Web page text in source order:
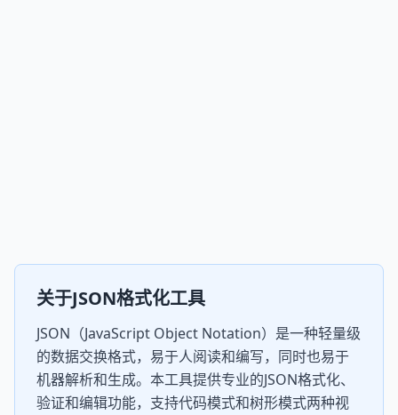
关于JSON格式化工具
JSON（JavaScript Object Notation）是一种轻量级
的数据交换格式，易于人阅读和编写，同时也易于
机器解析和生成。本工具提供专业的JSON格式化、
验证和编辑功能，支持代码模式和树形模式两种视